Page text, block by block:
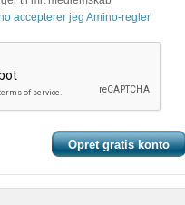
accepterer jeg Amino-regler